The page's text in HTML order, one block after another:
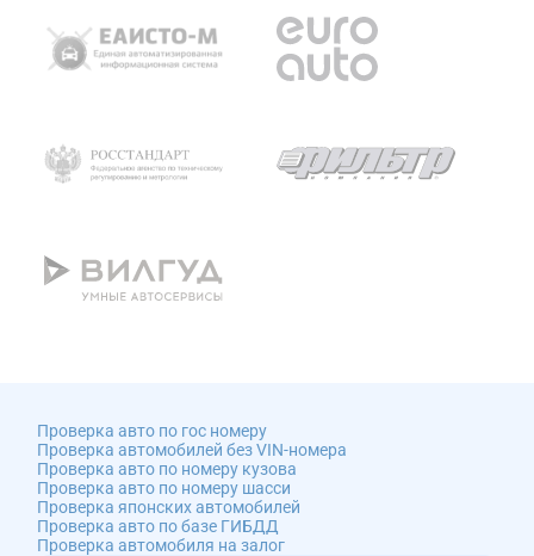
Проверка авто по гос номеру
Проверка автомобилей без VIN-номера
Проверка авто по номеру кузова
Проверка авто по номеру шасси
Проверка японских автомобилей
Проверка авто по базе ГИБДД
Проверка автомобиля на залог